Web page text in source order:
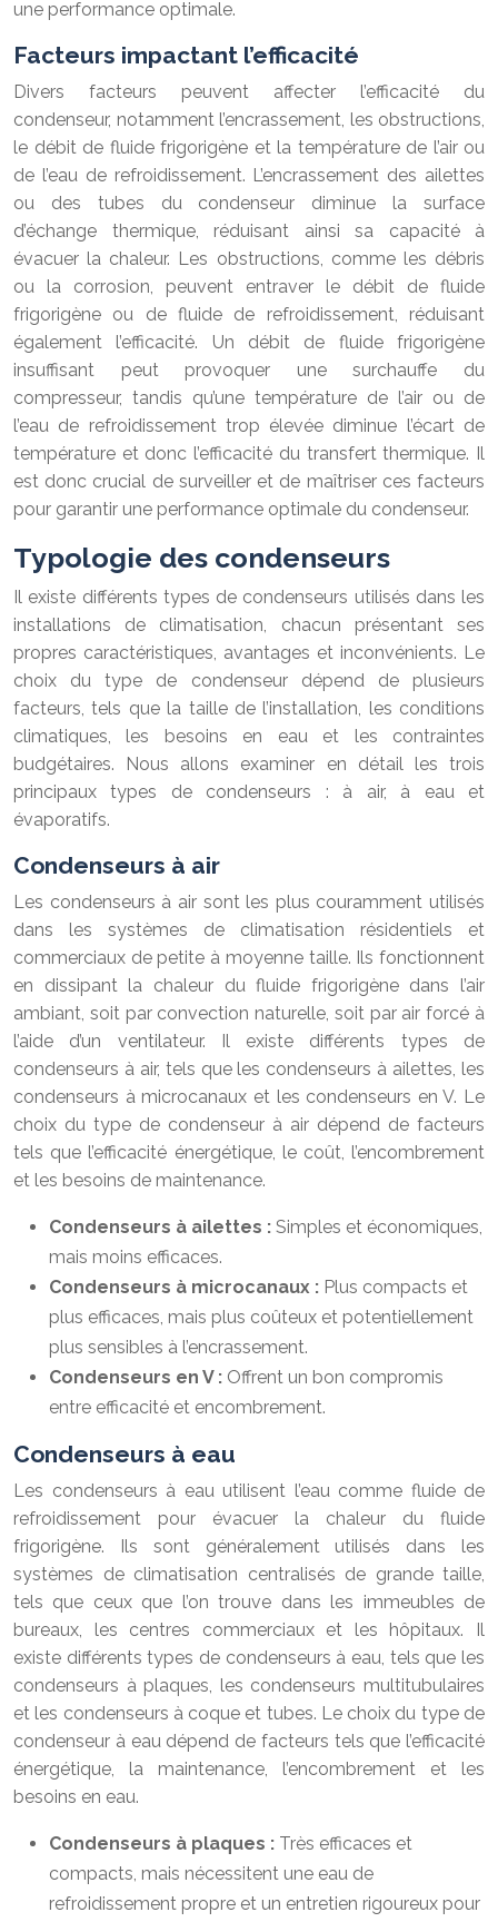
une performance optimale.
Facteurs impactant l’efficacité
Divers facteurs peuvent affecter l’efficacité du
condenseur, notamment l’encrassement, les obstructions,
le débit de fluide frigorigène et la température de l’air ou
de l’eau de refroidissement. L’encrassement des ailettes
ou des tubes du condenseur diminue la surface
d’échange thermique, réduisant ainsi sa capacité à
évacuer la chaleur. Les obstructions, comme les débris
ou la corrosion, peuvent entraver le débit de fluide
frigorigène ou de fluide de refroidissement, réduisant
également l’efficacité. Un débit de fluide frigorigène
insuffisant peut provoquer une surchauffe du
compresseur, tandis qu’une température de l’air ou de
l’eau de refroidissement trop élevée diminue l’écart de
température et donc l’efficacité du transfert thermique. Il
est donc crucial de surveiller et de maîtriser ces facteurs
pour garantir une performance optimale du condenseur.
Typologie des condenseurs
Il existe différents types de condenseurs utilisés dans les
installations de climatisation, chacun présentant ses
propres caractéristiques, avantages et inconvénients. Le
choix du type de condenseur dépend de plusieurs
facteurs, tels que la taille de l’installation, les conditions
climatiques, les besoins en eau et les contraintes
budgétaires. Nous allons examiner en détail les trois
principaux types de condenseurs : à air, à eau et
évaporatifs.
Condenseurs à air
Les condenseurs à air sont les plus couramment utilisés
dans les systèmes de climatisation résidentiels et
commerciaux de petite à moyenne taille. Ils fonctionnent
en dissipant la chaleur du fluide frigorigène dans l’air
ambiant, soit par convection naturelle, soit par air forcé à
l’aide d’un ventilateur. Il existe différents types de
condenseurs à air, tels que les condenseurs à ailettes, les
condenseurs à microcanaux et les condenseurs en V. Le
choix du type de condenseur à air dépend de facteurs
tels que l’efficacité énergétique, le coût, l’encombrement
et les besoins de maintenance.
Condenseurs à ailettes : Simples et économiques,
mais moins efficaces.
Condenseurs à microcanaux : Plus compacts et
plus efficaces, mais plus coûteux et potentiellement
plus sensibles à l’encrassement.
Condenseurs en V : Offrent un bon compromis
entre efficacité et encombrement.
Condenseurs à eau
Les condenseurs à eau utilisent l’eau comme fluide de
refroidissement pour évacuer la chaleur du fluide
frigorigène. Ils sont généralement utilisés dans les
systèmes de climatisation centralisés de grande taille,
tels que ceux que l’on trouve dans les immeubles de
bureaux, les centres commerciaux et les hôpitaux. Il
existe différents types de condenseurs à eau, tels que les
condenseurs à plaques, les condenseurs multitubulaires
et les condenseurs à coque et tubes. Le choix du type de
condenseur à eau dépend de facteurs tels que l’efficacité
énergétique, la maintenance, l’encombrement et les
besoins en eau.
Condenseurs à plaques : Très efficaces et
compacts, mais nécessitent une eau de
refroidissement propre et un entretien rigoureux pour